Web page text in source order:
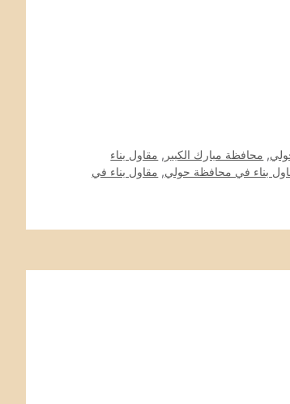
, محافظة مبارك الكبير , مقاول بناء
بناء في محافظة حولي, مقاول بناء في